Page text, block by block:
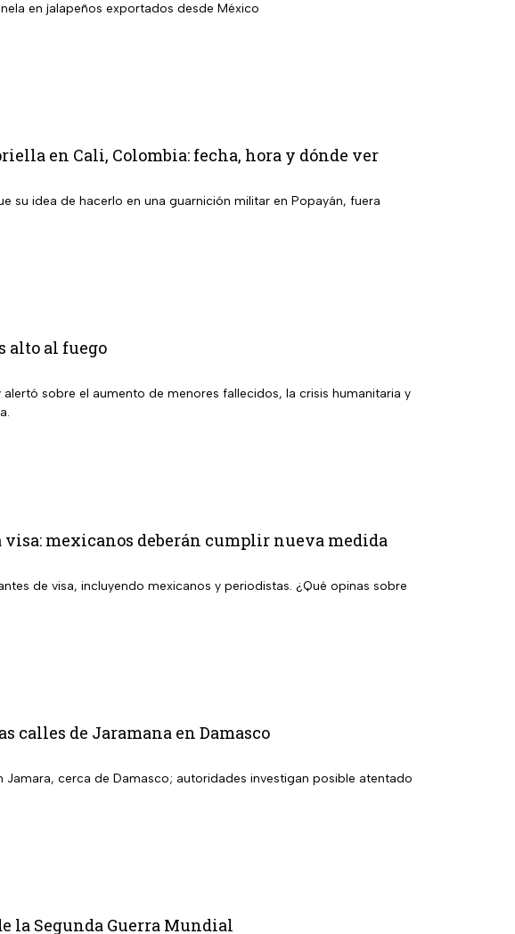
en jalapeños exportados desde México
en Cali, Colombia: fecha, hora y dónde ver
idea de hacerlo en una guarnición militar en Popayán, fuera
alto al fuego
sobre el aumento de menores fallecidos, la crisis humanitaria y
mexicanos deberán cumplir nueva medida
de visa, incluyendo mexicanos y periodistas. ¿Qué opinas sobre
calles de Jaramana en Damasco
cerca de Damasco; autoridades investigan posible atentado
la Segunda Guerra Mundial